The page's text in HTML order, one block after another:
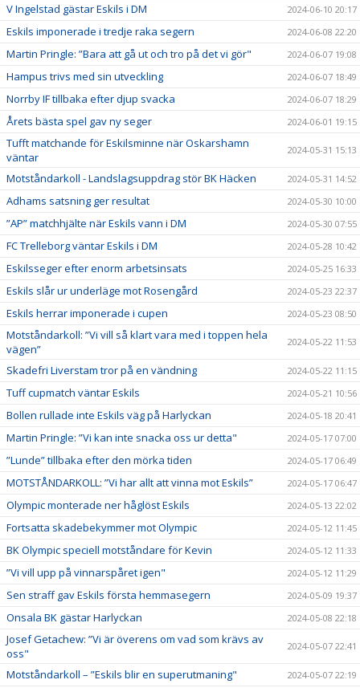
V Ingelstad gästar Eskils i DM 2024-06-10 20:17
Eskils imponerade i tredje raka segern 2024-06-08 22:20
Martin Pringle: ”Bara att gå ut och tro på det vi gör" 2024-06-07 19:08
Hampus trivs med sin utveckling 2024-06-07 18:49
Norrby IF tillbaka efter djup svacka 2024-06-07 18:29
Årets bästa spel gav ny seger 2024-06-01 19:15
Tufft matchande för Eskilsminne när Oskarshamn
väntar
2024-05-31 15:13
Motståndarkoll - Landslagsuppdrag stör BK Häcken 2024-05-31 14:52
Adhams satsning ger resultat 2024-05-30 10:00
”AP” matchhjälte när Eskils vann i DM 2024-05-30 07:55
FC Trelleborg väntar Eskils i DM 2024-05-28 10:42
Eskilsseger efter enorm arbetsinsats 2024-05-25 16:33
Eskils slår ur underläge mot Rosengård 2024-05-23 22:37
Eskils herrar imponerade i cupen 2024-05-23 08:50
Motståndarkoll: ”Vi vill så klart vara med i toppen hela
vägen”
2024-05-22 11:53
Skadefri Liverstam tror på en vändning 2024-05-22 11:15
Tuff cupmatch väntar Eskils 2024-05-21 10:56
Bollen rullade inte Eskils väg på Harlyckan 2024-05-18 20:41
Martin Pringle: ”Vi kan inte snacka oss ur detta" 2024-05-17 07:00
”Lunde” tillbaka efter den mörka tiden 2024-05-17 06:49
MOTSTÅNDARKOLL: ”Vi har allt att vinna mot Eskils” 2024-05-17 06:47
Olympic monterade ner håglöst Eskils 2024-05-13 22:02
Fortsatta skadebekymmer mot Olympic 2024-05-12 11:45
BK Olympic speciell motståndare för Kevin 2024-05-12 11:33
”Vi vill upp på vinnarspåret igen" 2024-05-12 11:29
Sen straff gav Eskils första hemmasegern 2024-05-09 19:37
Onsala BK gästar Harlyckan 2024-05-08 22:18
Josef Getachew: ”Vi är överens om vad som krävs av
oss"
2024-05-07 22:41
Motståndarkoll – ”Eskils blir en superutmaning" 2024-05-07 22:19